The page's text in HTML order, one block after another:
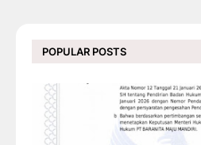
POPULAR POSTS